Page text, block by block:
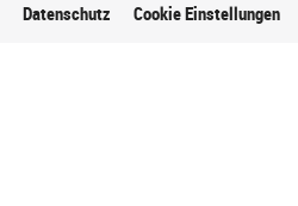
Datenschutz Cookie Einstellungen